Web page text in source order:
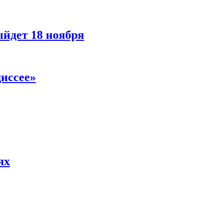
18 ноября